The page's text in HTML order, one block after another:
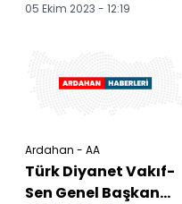
Kapısı'nda araç
05 Ekim 2023 - 12:19
Ardahan - AA
Türk Diyanet Vakıf-
Sen Genel Başkan